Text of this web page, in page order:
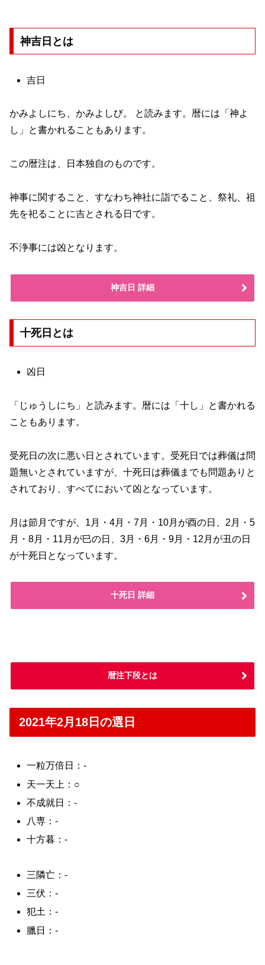
神吉日とは
吉日
かみよしにち、かみよしび。 と読みます。暦には「神よ
し」と書かれることもあります。
この暦注は、日本独自のものです。
神事に関すること、すなわち神社に詣でること、祭礼、祖
先を祀ることに吉とされる日です。
不浄事には凶となります。
神吉日 詳細
十死日とは
凶日
「じゅうしにち」と読みます。暦には「十し」と書かれる
こともあります。
受死日の次に悪い日とされています。受死日では葬儀は問
題無いとされていますが、十死日は葬儀までも問題ありと
されており、すべてにおいて凶となっています。
月は節月ですが、1月・4月・7月・10月が酉の日、2月・5
月・8月・11月が巳の日、3月・6月・9月・12月が丑の日
が十死日となっています。
十死日 詳細
暦注下段とは
2021年2月18日の選日
一粒万倍日：-
天一天上：○
不成就日：-
八専：-
十方暮：-
三隣亡：-
三伏：-
犯土：-
臘日：-